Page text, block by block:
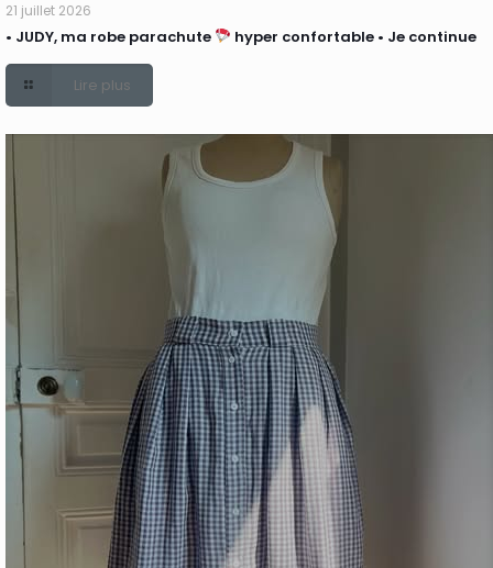
21 juillet 2026
• JUDY, ma robe parachute hyper confortable • Je continue
Lire plus